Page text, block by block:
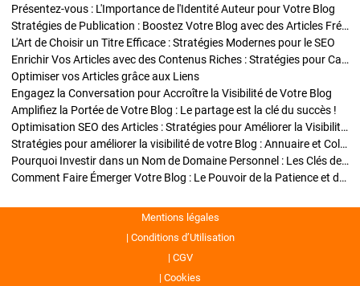
Présentez-vous : L'Importance de l'Identité Auteur pour Votre Blog
Stratégies de Publication : Boostez Votre Blog avec des Articles Fréquents et Exclusifs
L'Art de Choisir un Titre Efficace : Stratégies Modernes pour le SEO
Enrichir Vos Articles avec des Contenus Riches : Stratégies pour Captiver et Optimiser
Optimiser vos Articles grâce aux Liens
Engagez la Conversation pour Accroître la Visibilité de Votre Blog
Amplifiez la Portée de Votre Blog : Le partage est la clé du succès !
Optimisation SEO des Articles : Stratégies pour Améliorer la Visibilité de Votre Blog
Stratégies pour améliorer la visibilité de votre Blog : Annuaire et Collaborations
Pourquoi Investir dans un Nom de Domaine Personnel : Les Clés de la Réussite de Votre Blog
Comment Faire Émerger Votre Blog : Le Pouvoir de la Patience et de la Persévérance
Mentions légales
Conditions d’Utilisation
CGV
Cookies